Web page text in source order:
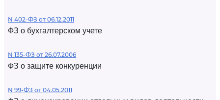
N 402-ФЗ от 06.12.2011
ФЗ о бухгалтерском учете
N 135-ФЗ от 26.07.2006
ФЗ о защите конкуренции
N 99-ФЗ от 04.05.2011